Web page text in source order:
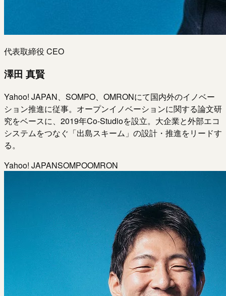
代表取締役 CEO
澤田 真賢
Yahoo! JAPAN、SOMPO、OMRONにて国内外のイノベー
ション推進に従事。オープンイノベーションに関する論文研
究をベースに、2019年Co-Studioを設立。大企業と外部エコ
システムをつなぐ「出島スキーム」の設計・推進をリードす
る。
Yahoo! JAPANSOMPOOMRON